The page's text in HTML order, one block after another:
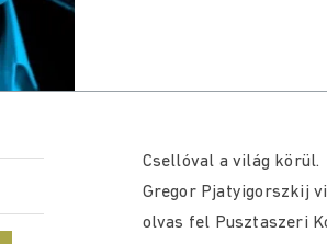
Csellóval a világ körül.
Gregor Pjatyigorszkij
olvas fel Pusztaszeri